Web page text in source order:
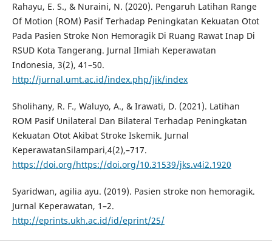
Rahayu, E. S., & Nuraini, N. (2020). Pengaruh Latihan Range
Of Motion (ROM) Pasif Terhadap Peningkatan Kekuatan Otot
Pada Pasien Stroke Non Hemoragik Di Ruang Rawat Inap Di
RSUD Kota Tangerang. Jurnal Ilmiah Keperawatan
Indonesia, 3(2), 41–50.
http://jurnal.umt.ac.id/index.php/jik/index
Sholihany, R. F., Waluyo, A., & Irawati, D. (2021). Latihan
ROM Pasif Unilateral Dan Bilateral Terhadap Peningkatan
Kekuatan Otot Akibat Stroke Iskemik. Jurnal
KeperawatanSilampari,4(2),–717.
https://doi.org/https://doi.org/10.31539/jks.v4i2.1920
Syaridwan, agilia ayu. (2019). Pasien stroke non hemoragik.
Jurnal Keperawatan, 1–2.
http://eprints.ukh.ac.id/id/eprint/25/